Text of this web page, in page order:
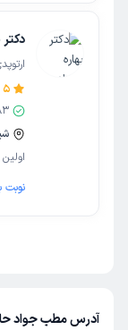
دکتر
5
نوبت
آدرس مطب جواد